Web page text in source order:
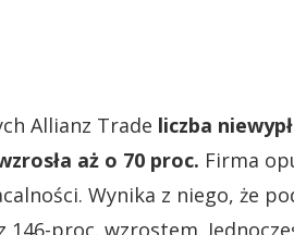
Allianz Trade liczba
aż o 70 proc. Firma
Wynika z niego, że
proc. wzrostem.